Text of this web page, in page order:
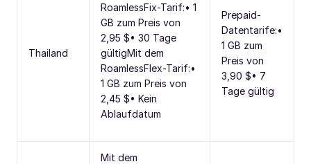
Thailand
RoamlessFix-Tarif:• 1
GB zum Preis von
2,95 $• 30 Tage
gültigMit dem
RoamlessFlex-Tarif:•
1 GB zum Preis von
2,45 $• Kein
Ablaufdatum
Prepaid-
Datentarife:•
1 GB zum
Preis von
3,90 $• 7
Tage gültig
Mit dem